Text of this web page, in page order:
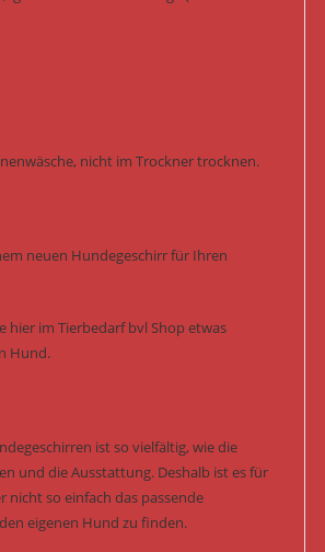
nicht im Trockner trocknen.
neuen Hundegeschirr für Ihren
hier im Tierbedarf bvl Shop etwas
Hund.
ist so vielfältig, wie die
und die Ausstattung. Deshalb ist es für
nicht so einfach das passende
eigenen Hund zu finden.